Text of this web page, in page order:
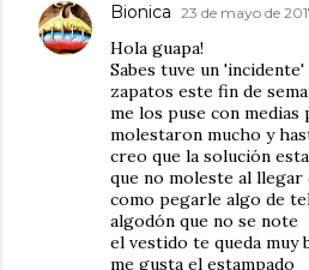
Bionica 23 de mayo de
Hola guapa!
Sabes tuve un
zapatos este fin de
me los puse con medias
molestaron mucho y
creo que la solución
que no moleste al
como pegarle algo de
algodón que no se note
el vestido te queda muy
me gusta el estampado